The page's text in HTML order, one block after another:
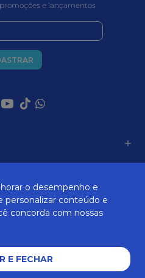
e lançamentos
o desempenho e
personalizar conteúdo e
concorda com nossas
E FECHAR